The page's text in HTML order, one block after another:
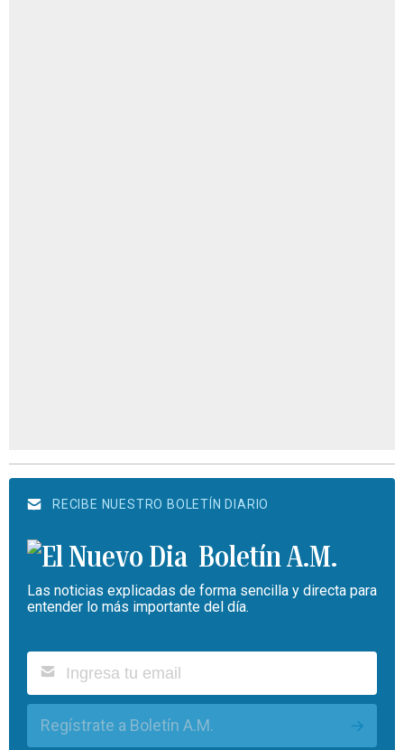
RECIBE NUESTRO BOLETÍN DIARIO
Boletín A.M.
Las noticias explicadas de forma sencilla y directa para
entender lo más importante del día.
Regístrate a Boletín A.M.